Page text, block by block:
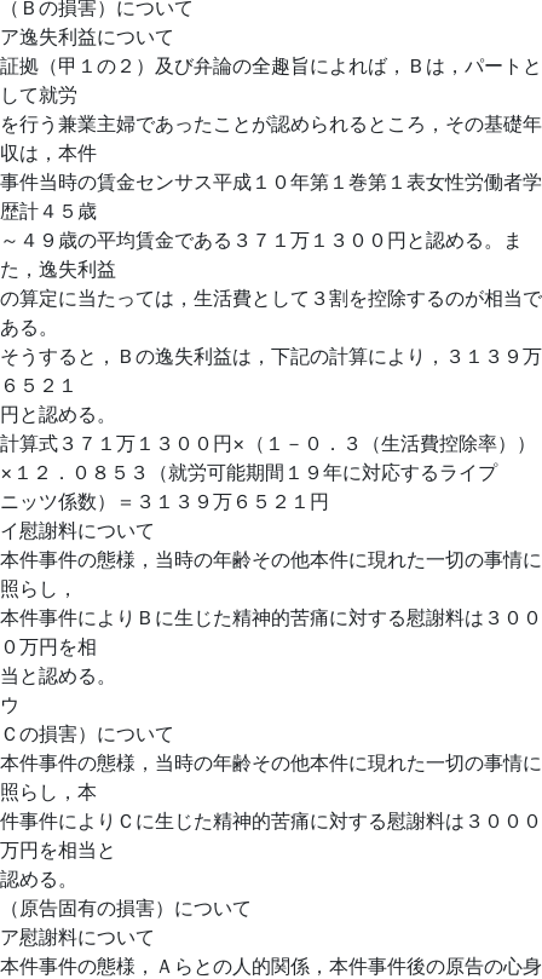
（Ｂの損害）について
ア逸失利益について
証拠（甲１の２）及び弁論の全趣旨によれば，Ｂは，パートと
して就労
を行う兼業主婦であったことが認められるところ，その基礎年
収は，本件
事件当時の賃金センサス平成１０年第１巻第１表女性労働者学
歴計４５歳
～４９歳の平均賃金である３７１万１３００円と認める。ま
た，逸失利益
の算定に当たっては，生活費として３割を控除するのが相当で
ある。
そうすると，Ｂの逸失利益は，下記の計算により，３１３９万
６５２１
円と認める。
計算式３７１万１３００円×（１－０．３（生活費控除率））
×１２．０８５３（就労可能期間１９年に対応するライプ
ニッツ係数）＝３１３９万６５２１円
イ慰謝料について
本件事件の態様，当時の年齢その他本件に現れた一切の事情に
照らし，
本件事件によりＢに生じた精神的苦痛に対する慰謝料は３００
０万円を相
当と認める。
ウ
Ｃの損害）について
本件事件の態様，当時の年齢その他本件に現れた一切の事情に
照らし，本
件事件によりＣに生じた精神的苦痛に対する慰謝料は３０００
万円を相当と
認める。
（原告固有の損害）について
ア慰謝料について
本件事件の態様，Ａらとの人的関係，本件事件後の原告の心身